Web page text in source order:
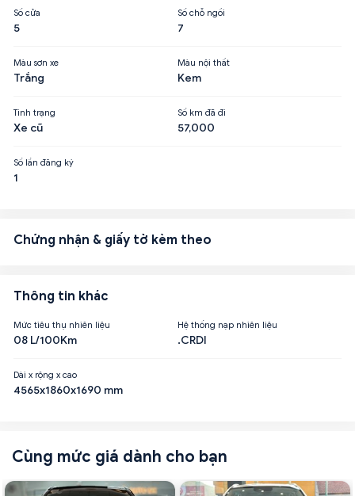
Số cửa
5
Số chỗ ngồi
7
Màu sơn xe
Trắng
Màu nội thất
Kem
Tình trạng
Xe cũ
Số km đã đi
57,000
Số lần đăng ký
1
Chứng nhận & giấy tờ kèm theo
Thông tin khác
Mức tiêu thụ nhiên liệu
08 L/100Km
Hệ thống nạp nhiên liệu
.CRDI
Dài x rộng x cao
4565x1860x1690 mm
Cùng mức giá dành cho bạn